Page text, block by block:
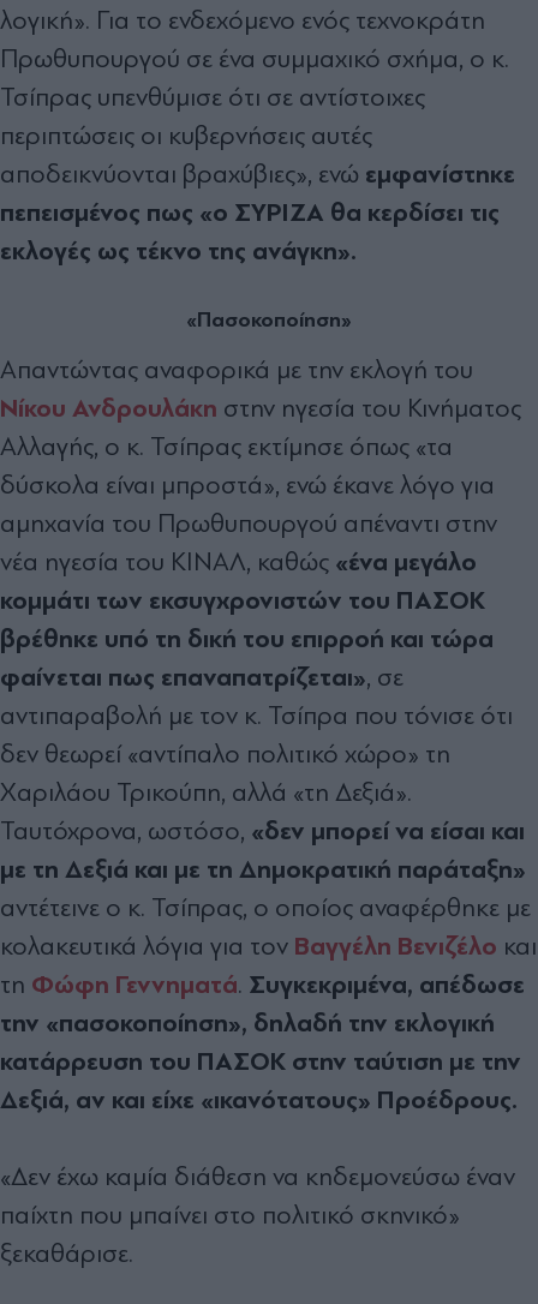
λογική». Για το ενδεχόμενο ενός τεχνοκράτη
Πρωθυπουργού σε ένα συμμαχικό σχήμα, ο κ.
Τσίπρας υπενθύμισε ότι σε αντίστοιχες
περιπτώσεις οι κυβερνήσεις αυτές
αποδεικνύονται βραχύβιες», ενώ εμφανίστηκε
πεπεισμένος πως «ο ΣΥΡΙΖΑ θα κερδίσει τις
εκλογές ως τέκνο της ανάγκη».
«Πασοκοποίηση»
Απαντώντας αναφορικά με την εκλογή του
Νίκου Ανδρουλάκη στην ηγεσία του Κινήματος
Αλλαγής, ο κ. Τσίπρας εκτίμησε όπως «τα
δύσκολα είναι μπροστά», ενώ έκανε λόγο για
αμηχανία του Πρωθυπουργού απέναντι στην
νέα ηγεσία του ΚΙΝΑΛ, καθώς «ένα μεγάλο
κομμάτι των εκσυγχρονιστών του ΠΑΣΟΚ
βρέθηκε υπό τη δική του επιρροή και τώρα
φαίνεται πως επαναπατρίζεται», σε
αντιπαραβολή με τον κ. Τσίπρα που τόνισε ότι
δεν θεωρεί «αντίπαλο πολιτικό χώρο» τη
Χαριλάου Τρικούπη, αλλά «τη Δεξιά».
Ταυτόχρονα, ωστόσο, «δεν μπορεί να είσαι και
με τη Δεξιά και με τη Δημοκρατική παράταξη»
αντέτεινε ο κ. Τσίπρας, ο οποίος αναφέρθηκε με
κολακευτικά λόγια για τον Βαγγέλη Βενιζέλο και
τη Φώφη Γεννηματά. Συγκεκριμένα, απέδωσε
την «πασοκοποίηση», δηλαδή την εκλογική
κατάρρευση του ΠΑΣΟΚ στην ταύτιση με την
Δεξιά, αν και είχε «ικανότατους» Προέδρους.
«Δεν έχω καμία διάθεση να κηδεμονεύσω έναν
παίχτη που μπαίνει στο πολιτικό σκηνικό»
ξεκαθάρισε.